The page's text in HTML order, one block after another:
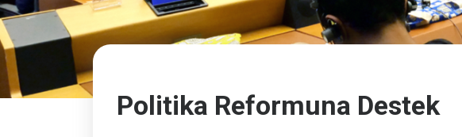
Politika Reformuna Destek